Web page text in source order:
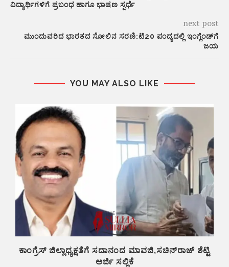
ವಿದ್ಯಾರ್ಥಿಗಳಿಗೆ ಪ್ರಬಂಧ ಹಾಗೂ ಭಾಷಣ ಸ್ಪರ್ಧೆ
next post
ಮುಂದುವರಿದ ಭಾರತದ ಸೋಲಿನ ಸರಣಿ:ಟಿ20 ಪಂದ್ಯದಲ್ಲಿ ಇಂಗ್ಲೆಂಡ್‌ಗೆ
ಜಯ
YOU MAY ALSO LIKE
ಕಾಂಗ್ರೆಸ್ ಜಿಲ್ಲಾಧ್ಯಕ್ಷತೆಗೆ ಸದಾನಂದ ಮಾವಜಿ,ಸಚಿನ್‌ರಾಜ್ ಶೆಟ್ಟಿ
ಅರ್ಜಿ ಸಲ್ಲಿಕೆ